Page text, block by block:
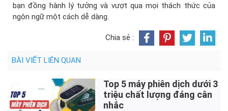
bạn đồng hành lý tưởng và vượt qua mọi thách thức của
ngôn ngữ một cách dễ dàng.
Chia sẻ :
BÀI VIẾT LIÊN QUAN
Top 5 máy phiên dịch dưới 3
triệu chất lượng đáng cân
nhắc